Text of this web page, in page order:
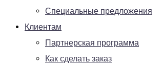
Специальные предложения
Клиентам
Партнерская программа
Как сделать заказ